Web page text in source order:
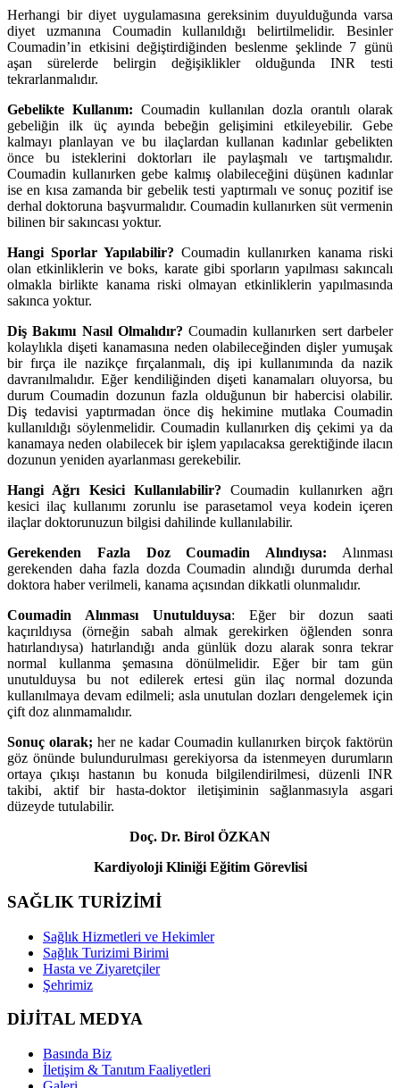
Herhangi bir diyet uygulamasına gereksinim duyulduğunda varsa
diyet uzmanına Coumadin kullanıldığı belirtilmelidir. Besinler
Coumadin’in etkisini değiştirdiğinden beslenme şeklinde 7 günü
aşan sürelerde belirgin değişiklikler olduğunda INR testi
tekrarlanmalıdır.
Gebelikte Kullanım:Coumadin kullanılan dozla orantılı olarak
gebeliğin ilk üç ayında bebeğin gelişimini etkileyebilir. Gebe
kalmayı planlayan ve bu ilaçlardan kullanan kadınlar gebelikten
önce bu isteklerini doktorları ile paylaşmalı ve tartışmalıdır.
Coumadin kullanırken gebe kalmış olabileceğini düşünen kadınlar
ise en kısa zamanda bir gebelik testi yaptırmalı ve sonuç pozitif ise
derhal doktoruna başvurmalıdır. Coumadin kullanırken süt vermenin
bilinen bir sakıncası yoktur.
Hangi Sporlar Yapılabilir? Coumadin kullanırken kanama riski
olan etkinliklerin ve boks, karate gibi sporların yapılması sakıncalı
olmakla birlikte kanama riski olmayan etkinliklerin yapılmasında
sakınca yoktur.
Diş Bakımı Nasıl Olmalıdır?Coumadin kullanırken sert darbeler
kolaylıkla dişeti kanamasına neden olabileceğinden dişler yumuşak
bir fırça ile nazikçe fırçalanmalı, diş ipi kullanımında da nazik
davranılmalıdır. Eğer kendiliğinden dişeti kanamaları oluyorsa, bu
durum Coumadin dozunun fazla olduğunun bir habercisi olabilir.
Diş tedavisi yaptırmadan önce diş hekimine mutlaka Coumadin
kullanıldığı söylenmelidir. Coumadin kullanırken diş çekimi ya da
kanamaya neden olabilecek bir işlem yapılacaksa gerektiğinde ilacın
dozunun yeniden ayarlanması gerekebilir.
Hangi Ağrı Kesici Kullanılabilir?Coumadin kullanırken ağrı
kesici ilaç kullanımı zorunlu ise parasetamol veya kodein içeren
ilaçlar doktorunuzun bilgisi dahilinde kullanılabilir.
Gerekenden Fazla Doz Coumadin Alındıysa: Alınması
gerekenden daha fazla dozda Coumadin alındığı durumda derhal
doktora haber verilmeli, kanama açısından dikkatli olunmalıdır.
Coumadin Alınması Unutulduysa: Eğer bir dozun saati
kaçırıldıysa (örneğin sabah almak gerekirken öğlenden sonra
hatırlandıysa) hatırlandığı anda günlük dozu alarak sonra tekrar
normal kullanma şemasına dönülmelidir. Eğer bir tam gün
unutulduysa bu not edilerek ertesi gün ilaç normal dozunda
kullanılmaya devam edilmeli; asla unutulan dozları dengelemek için
çift doz alınmamalıdır.
Sonuç olarak; her ne kadar Coumadin kullanırken birçok faktörün
göz önünde bulundurulması gerekiyorsa da istenmeyen durumların
ortaya çıkışı hastanın bu konuda bilgilendirilmesi, düzenli INR
takibi, aktif bir hasta-doktor iletişiminin sağlanmasıyla asgari
düzeyde tutulabilir.
Doç. Dr. Birol ÖZKAN
Kardiyoloji Kliniği Eğitim Görevlisi
SAĞLIK TURİZİMİ
Sağlık Hizmetleri ve Hekimler
Sağlık Turizimi Birimi
Hasta ve Ziyaretçiler
Şehrimiz
DİJİTAL MEDYA
Basında Biz
İletişim & Tanıtım Faaliyetleri